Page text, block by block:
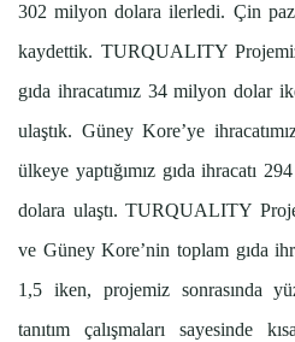
302 milyon dolara ilerledi. Çin
kaydettik. TURQUALITY
gıda ihracatımız 34 milyon dolar
ulaştık. Güney Kore’ye
ülkeye yaptığımız gıda ihracatı
dolara ulaştı. TURQUALITY
ve Güney Kore’nin toplam gıda
1,5 iken, projemiz sonrasında
tanıtım çalışmaları sayesinde